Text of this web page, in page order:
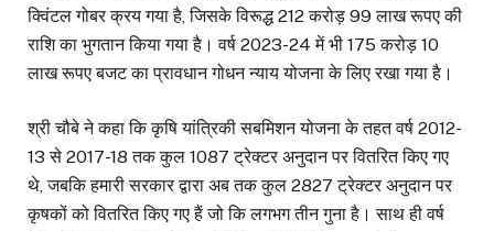
क्विंटल गोबर क्रय गया है, जिसके विरूद्ध 212 करोड़ 99 लाख रूपए की
राशि का भुगतान किया गया है। वर्ष 2023-24 में भी 175 करोड़ 10
लाख रूपए बजट का प्रावधान गोधन न्याय योजना के लिए रखा गया है।
श्री चौबे ने कहा कि कृषि यांत्रिकी सबमिशन योजना के तहत वर्ष 2012-
13 से 2017-18 तक कुल 1087 ट्रेक्टर अनुदान पर वितरित किए गए
थे, जबकि हमारी सरकार द्वारा अब तक कुल 2827 ट्रेक्टर अनुदान पर
कृषकों को वितरित किए गए हैं जो कि लगभग तीन गुना है। साथ ही वर्ष